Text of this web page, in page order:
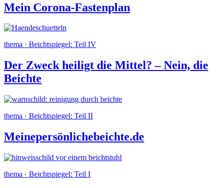
Mein Corona-Fastenplan
thema · Beichtspiegel: Teil IV
Der Zweck heiligt die Mittel? – Nein, die
Beichte
thema · Beichtspiegel: Teil II
Meinepersönliche­beichte.de
thema · Beichtspiegel: Teil I